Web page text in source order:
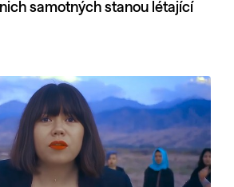
samotných stanou létající